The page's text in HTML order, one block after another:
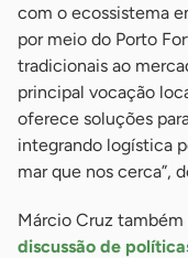
com o ecossistema
por meio do Porto
tradicionais ao
principal vocação
oferece soluções
integrando logística
mar que nos cerca”,
Márcio Cruz também
discussão de